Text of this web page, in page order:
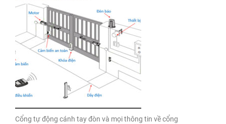
Cổng tự động cánh tay đòn và mọi thông tin về cổng